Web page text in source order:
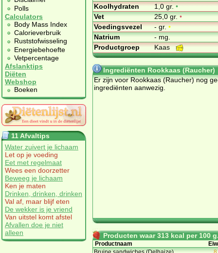
Polls
Calculators
Body Mass Index
Calorieverbruik
Ruststofwisseling
Energiebehoefte
Vetpercentage
Afslanktips
Diëten
Webshop
Boeken
11 Afvaltips
Water zuivert je lichaam
Let op je voeding
Eet met regelmaat
Wees een doorzetter
Beweeg je lichaam
Ken je maten
Drinken, drinken, drinken
Val af, maar blijf eten
De wekker is je vriend
Van uitstel komt afstel
Afvallen doe je niet
alleen
Koolhydraten
1,0 gr.•
Vet
25,0 gr.•
Voedingsvezel
- gr.•
Natrium
- mg.
Productgroep
Kaas
Ingrediënten Rookkaas (Raucher)
Er zijn voor Rookkaas (Raucher) nog
ingrediënten aanwezig.
Producten waar 313 kcal per 100
Productnaam